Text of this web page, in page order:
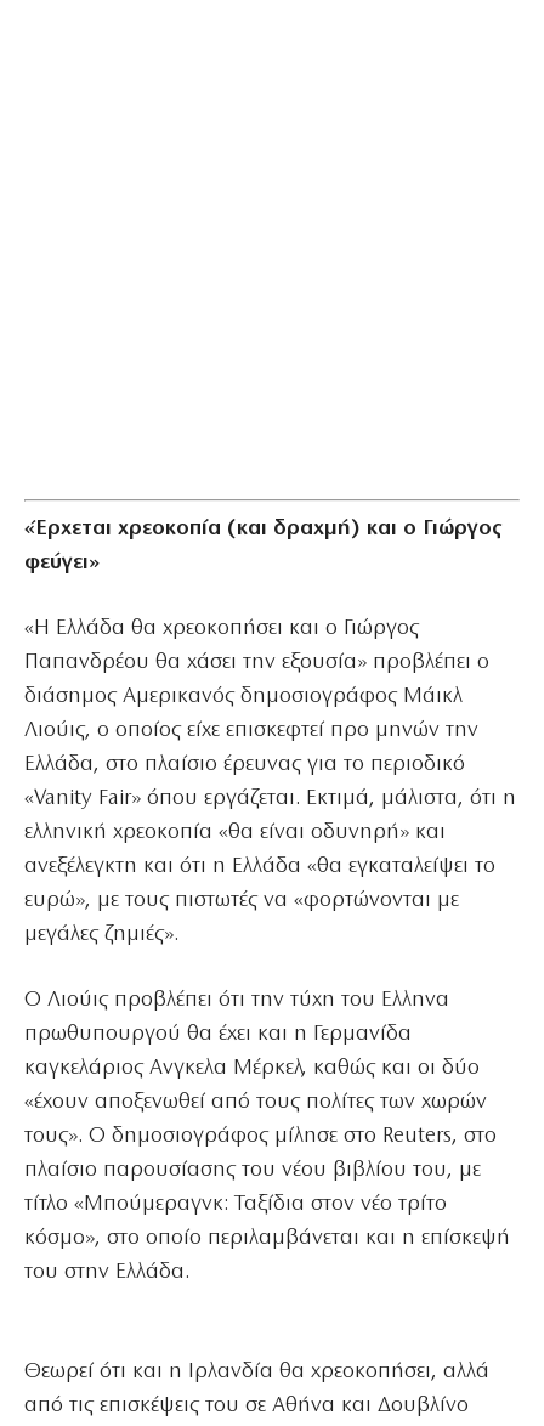
«Έρχεται χρεοκοπία (και δραχμή) και ο Γιώργος
φεύγει»
«Η Ελλάδα θα χρεοκοπήσει και ο Γιώργος
Παπανδρέου θα χάσει την εξουσία» προβλέπει ο
διάσημος Αμερικανός δημοσιογράφος Μάικλ
Λιούις, ο οποίος είχε επισκεφτεί προ μηνών την
Ελλάδα, στο πλαίσιο έρευνας για το περιοδικό
«Vanity Fair» όπου εργάζεται. Εκτιμά, μάλιστα, ότι η
ελληνική χρεοκοπία «θα είναι οδυνηρή» και
ανεξέλεγκτη και ότι η Ελλάδα «θα εγκαταλείψει το
ευρώ», με τους πιστωτές να «φορτώνονται με
μεγάλες ζημιές».
Ο Λιούις προβλέπει ότι την τύχη του Ελληνα
πρωθυπουργού θα έχει και η Γερμανίδα
καγκελάριος Ανγκελα Μέρκελ, καθώς και οι δύο
«έχουν αποξενωθεί από τους πολίτες των χωρών
τους». Ο δημοσιογράφος μίλησε στο Reuters, στο
πλαίσιο παρουσίασης του νέου βιβλίου του, με
τίτλο «Μπούμεραγνκ: Ταξίδια στον νέο τρίτο
κόσμο», στο οποίο περιλαμβάνεται και η επίσκεψή
του στην Ελλάδα.
Θεωρεί ότι και η Ιρλανδία θα χρεοκοπήσει, αλλά
από τις επισκέψεις του σε Αθήνα και Δουβλίνο